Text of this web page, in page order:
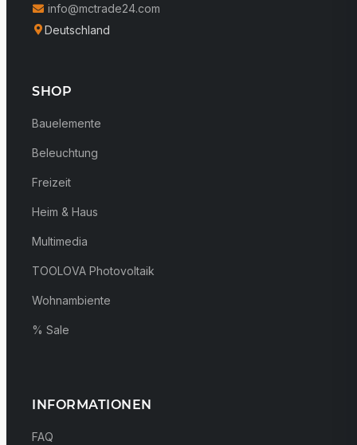
info@mctrade24.com
Deutschland
SHOP
Bauelemente
Beleuchtung
Freizeit
Heim & Haus
Multimedia
TOOLOVA Photovoltaik
Wohnambiente
% Sale
INFORMATIONEN
FAQ